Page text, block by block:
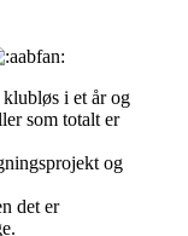
i et år og
som totalt er
og
det er